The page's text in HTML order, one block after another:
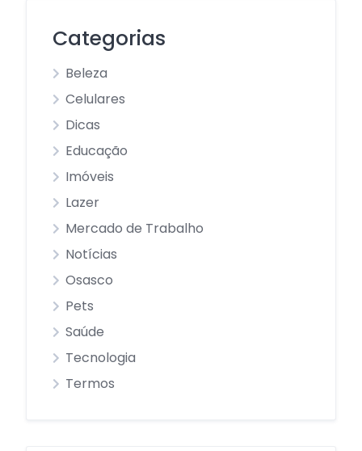
Categorias
Beleza
Celulares
Dicas
Educação
Imóveis
Lazer
Mercado de Trabalho
Notícias
Osasco
Pets
Saúde
Tecnologia
Termos